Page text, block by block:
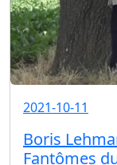
2021-10-11
Boris
Fantômes